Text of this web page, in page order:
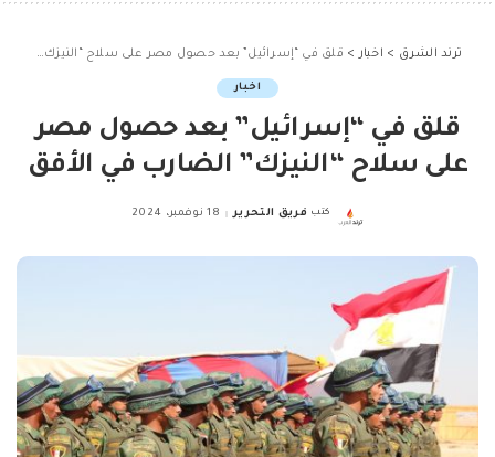
ترند الشرق > اخبار > قلق في “إسرائيل” بعد حصول مصر على سلاح “النيزك” الضارب في الأفق
اخبار
قلق في “إسرائيل” بعد حصول مصر
على سلاح “النيزك” الضارب في الأفق
Posted
كتب فريق التحرير 18 نوفمبر، 2024